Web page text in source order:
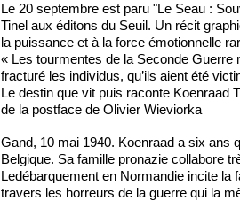
Le 20 septembre est paru "Le Seau :
Tinel aux éditons du Seuil. Un récit
la puissance et à la force émotionnelle
« Les tourmentes de la Seconde Guerre
fracturé les individus, qu’ils aient été
Le destin que vit puis raconte Koenraad
de la postface de Olivier Wieviorka
Gand, 10 mai 1940. Koenraad a six ans
Belgique. Sa famille pronazie collabore
Ledébarquement en Normandie incite la
travers les horreurs de la guerre qui la